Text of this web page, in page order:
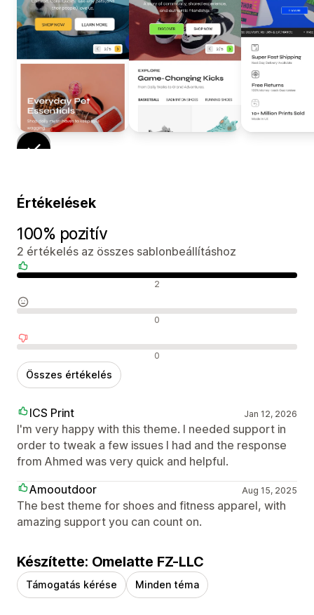
Értékelések
100% pozitív
2 értékelés az összes sablonbeállításhoz
2
0
0
Összes értékelés
ICS Print Jan 12, 2026
I'm very happy with this theme. I needed support in
order to tweak a few issues I had and the response
from Ahmed was very quick and helpful.
Amooutdoor
Aug 15, 2025
The best theme for shoes and fitness apparel, with
amazing support you can count on.
Készítette: Omelatte FZ-LLC
Támogatás kérése Minden téma